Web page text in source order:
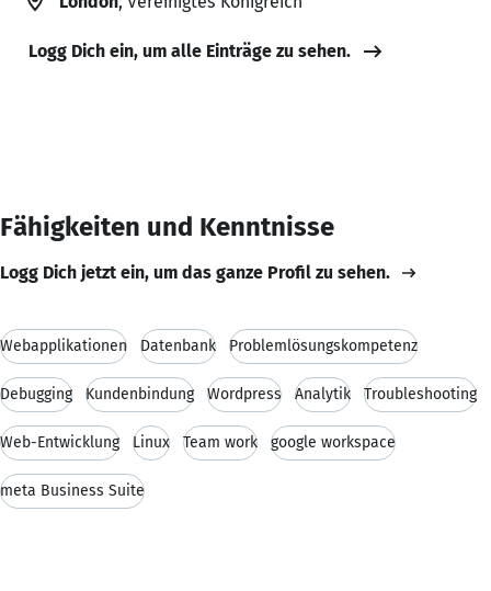
Logg Dich ein, um alle Einträge zu sehen.
Fähigkeiten und Kenntnisse
Logg Dich jetzt ein, um das ganze Profil zu sehen.
Webapplikationen Datenbank Problemlösungskompetenz
Debugging Kundenbindung Wordpress Analytik Troubleshooting
Web-Entwicklung Linux Team work google workspace
meta Business Suite